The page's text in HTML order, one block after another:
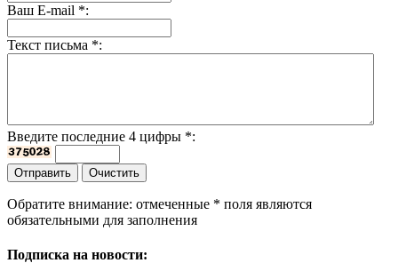
Ваш E-mail *:
Текст письма *:
Введите последние 4 цифры *:
Обратите внимание: отмеченные * поля являются
обязательными для заполнения
Подписка на новости: